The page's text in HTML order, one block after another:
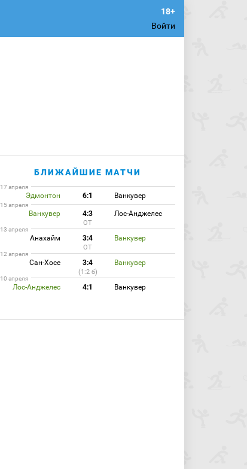
Войти
БЛИЖАЙШИЕ МАТЧИ
17 апреля
Эдмонтон 6:1 Ванкувер
15 апреля
Ванкувер 4:3 Лос-Анджелес
ОТ
13 апреля
Анахайм 3:4 Ванкувер
ОТ
12 апреля
Сан-Хосе 3:4 Ванкувер
(1:2 б)
10 апреля
Лос-Анджелес 4:1 Ванкувер